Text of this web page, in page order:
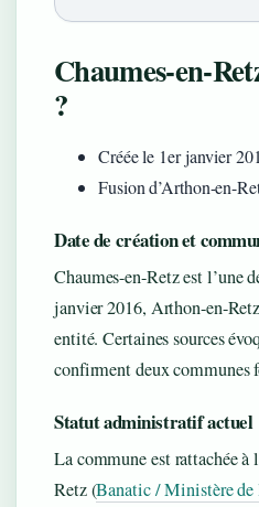
Chaumes-en-
?
Créée le 1er janvier
Fusion d’Arthon-en-
Date de création et
Chaumes-en-Retz est l’une
janvier 2016, Arthon-en-
entité. Certaines sources
confirment deux communes
Statut administratif actuel
La commune est rattachée
Retz (Banatic / Ministère de